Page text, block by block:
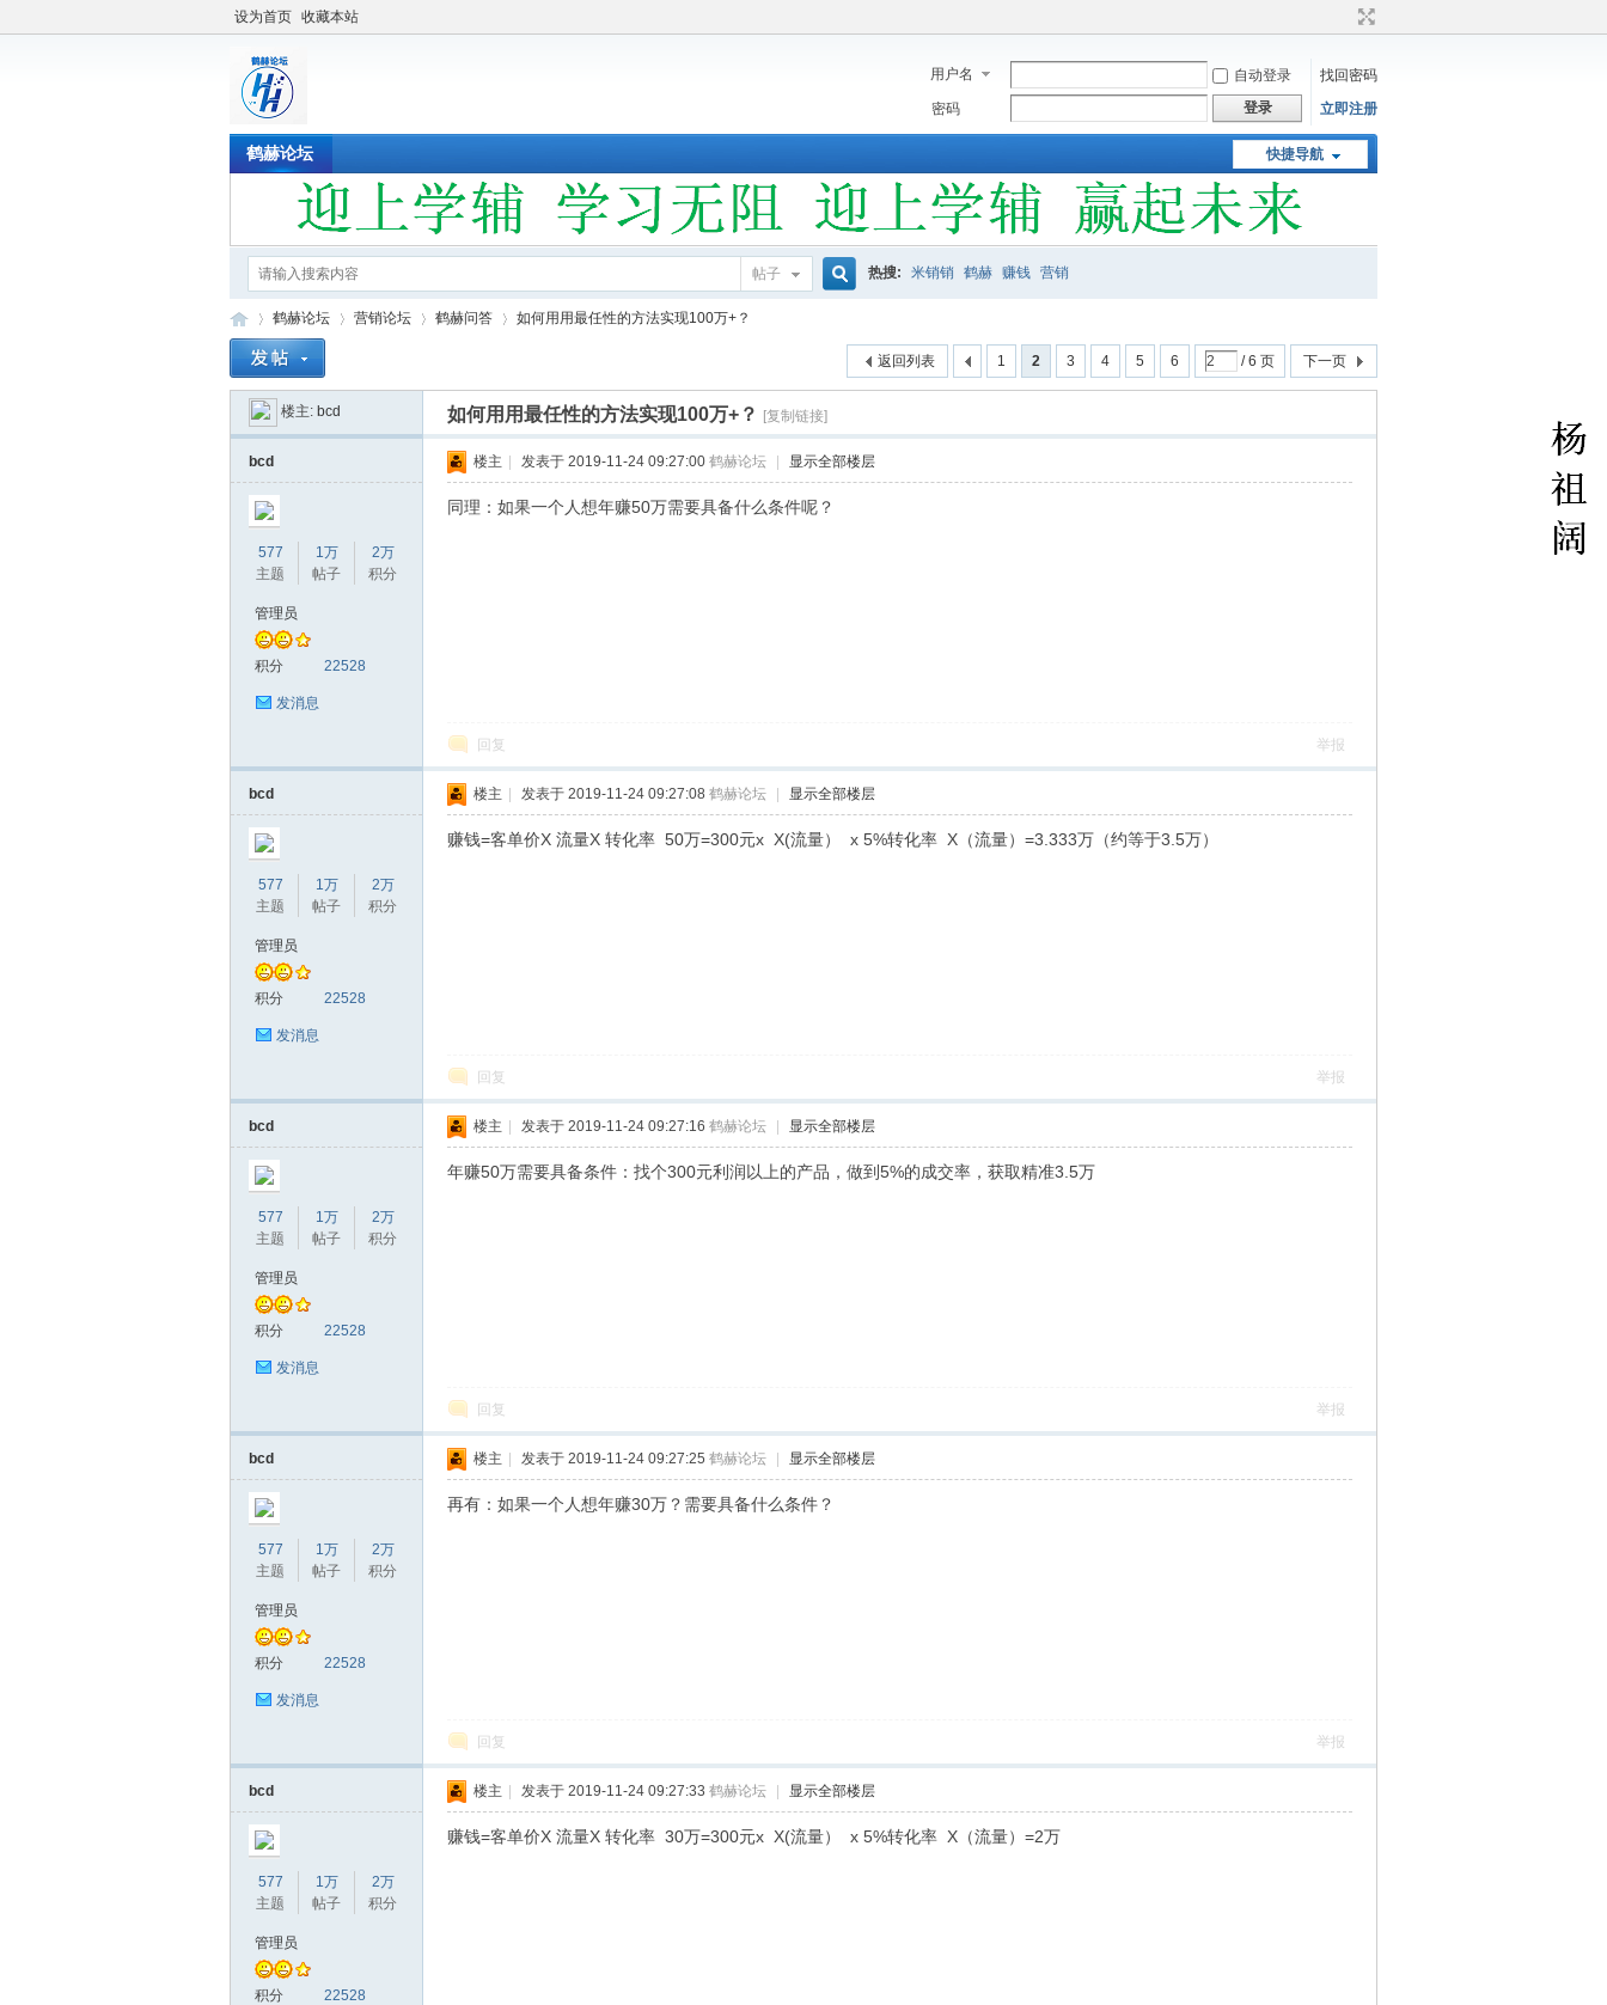
设为首页 收藏本站
用户名 自动登录
找回密码
密码
登录 立即注册
快捷导航
鹤赫论坛
帖子
索
热搜: 米销销 鹤赫 赚钱 营销
»
鹤赫论坛
›
营销论坛 鹤赫问答
›
如何用用最任性的方法实现100万+？
1 2 3 4 5 6 / 6 页 下一页
返回列表
楼主: bcd 如何用用最任性的方法实现100万+？ [复制链接]
bcd
577
主题
1万
帖子
2万
积分
管理员
积分 22528
发消息
楼主 发表于 2019-11-24 09:27:00 鹤赫论坛 显示全部楼层
同理：如果一个人想年赚50万需要具备什么条件呢？
回复 举报
bcd
577
主题
1万
帖子
2万
积分
管理员
积分 22528
发消息
楼主 发表于 2019-11-24 09:27:08 鹤赫论坛 显示全部楼层
赚钱=客单价X 流量X 转化率 50万=300元x X(流量） x 5%转化率 X（流量）=3.333万（约等于3.5万）
回复 举报
bcd
577
主题
1万
帖子
2万
积分
管理员
积分 22528
发消息
楼主 发表于 2019-11-24 09:27:16 鹤赫论坛 显示全部楼层
年赚50万需要具备条件：找个300元利润以上的产品，做到5%的成交率，获取精准3.5万
回复 举报
bcd
577
主题
1万
帖子
2万
积分
管理员
积分 22528
发消息
楼主 发表于 2019-11-24 09:27:25 鹤赫论坛 显示全部楼层
再有：如果一个人想年赚30万？需要具备什么条件？
回复 举报
bcd
577
主题
1万
帖子
2万
积分
管理员
积分 22528
楼主 发表于 2019-11-24 09:27:33 鹤赫论坛 显示全部楼层
赚钱=客单价X 流量X 转化率 30万=300元x X(流量） x 5%转化率 X（流量）=2万